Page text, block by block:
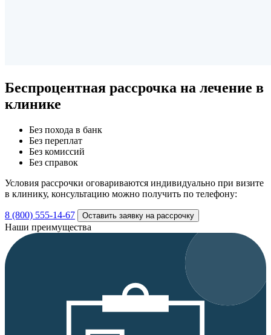
Беспроцентная рассрочка на лечение в
клинике
Без похода в банк
Без переплат
Без комиссий
Без справок
Условия рассрочки оговариваются индивидуально при визите
в клинику, консультацию можно получить по телефону:
8 (800) 555-14-67 Оставить заявку на рассрочку
Наши преимущества